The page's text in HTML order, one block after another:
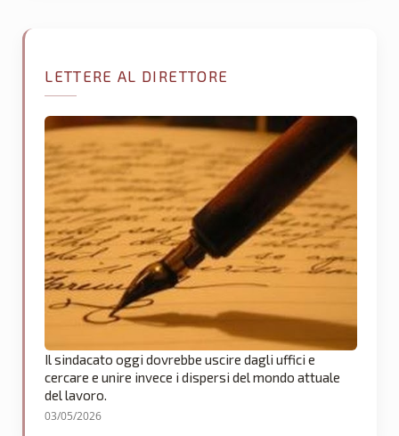
LETTERE AL DIRETTORE
Il sindacato oggi dovrebbe uscire dagli uffici e
cercare e unire invece i dispersi del mondo attuale
del lavoro.
03/05/2026